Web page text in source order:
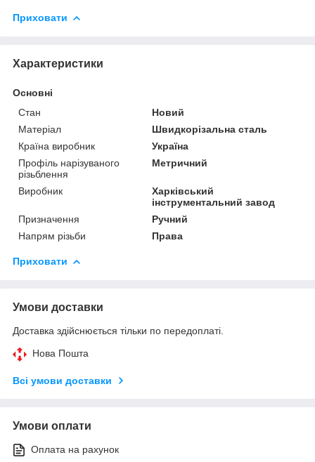
Приховати
Характеристики
Основні
Стан
Новий
Матеріал
Швидкорізальна сталь
Країна виробник
Україна
Профіль нарізуваного
різьблення
Метричний
Виробник
Харківський
інструментальний завод
Призначення
Ручний
Напрям різьби
Права
Приховати
Умови доставки
Доставка здійснюється тільки по передоплаті.
Нова Пошта
Всі умови доставки
Умови оплати
Оплата на рахунок